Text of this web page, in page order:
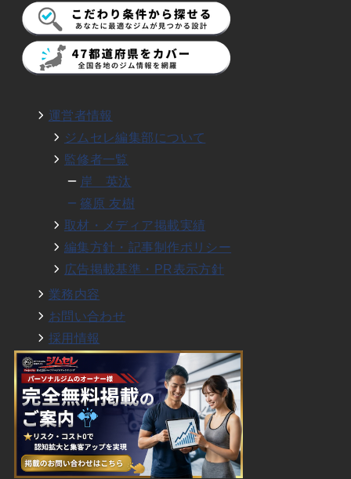
運営者情報
ジムセレ編集部について
監修者一覧
岸 英汰
篠原 友樹
取材・メディア掲載実績
編集方針・記事制作ポリシー
広告掲載基準・PR表示方針
業務内容
お問い合わせ
採用情報